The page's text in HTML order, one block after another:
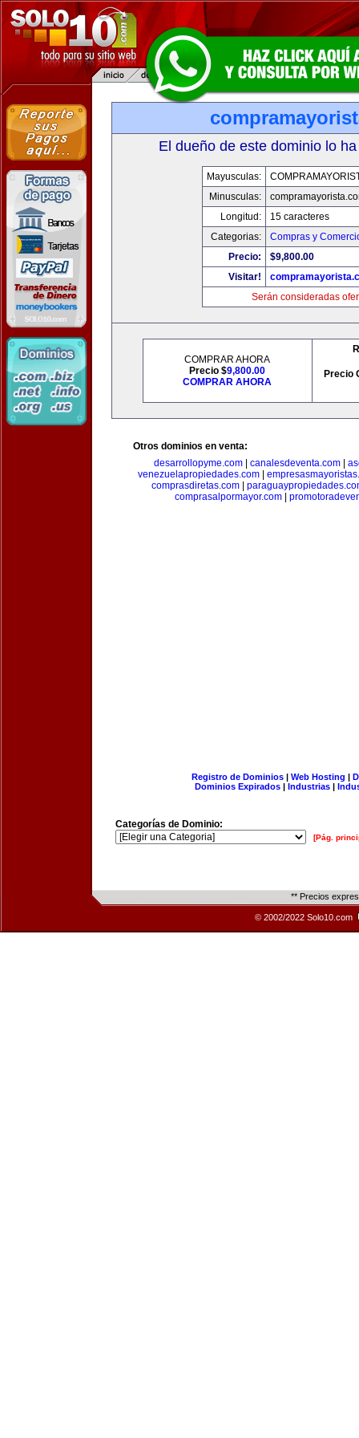
El dueño de este dominio lo
Mayusculas:
Minusculas:
Longitud:
15 caracteres
Categorias:
Compras y
Precio:
$9,800.00
Visitar!
Serán consideradas
COMPRAR AHORA
Precio $9,800.00
COMPRAR AHORA
Precio
Otros dominios en venta:
desarrollopyme.com| canalesdeventa.com|
venezuelapropiedades.com|
comprasdiretas.com
comprasalpormayor.com|
Registro de Dominios| Web Hosting |
Dominios Expirados | Industrias |
Categorías de Dominio:
[Pág.
** Precios
© 2002/2022 Solo10.com